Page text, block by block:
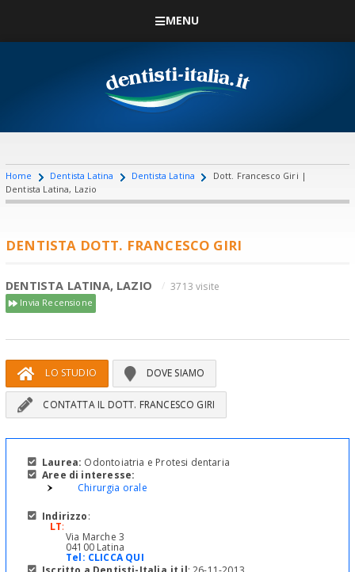
MENU
Home Dentista Latina Dentista Latina
Dott. Francesco Giri |
Dentista Latina, Lazio
DENTISTA DOTT. FRANCESCO GIRI
DENTISTA LATINA, LAZIO 3713 visite
Invia Recensione
LO STUDIO DOVE SIAMO
CONTATTA IL DOTT. FRANCESCO GIRI
Laurea: Odontoiatria e Protesi dentaria
Aree di interesse:
Chirurgia orale
Indirizzo:
LT:
Via Marche 3
04100 Latina
Tel: CLICCA QUI